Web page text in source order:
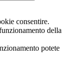
consentire.
della
potete